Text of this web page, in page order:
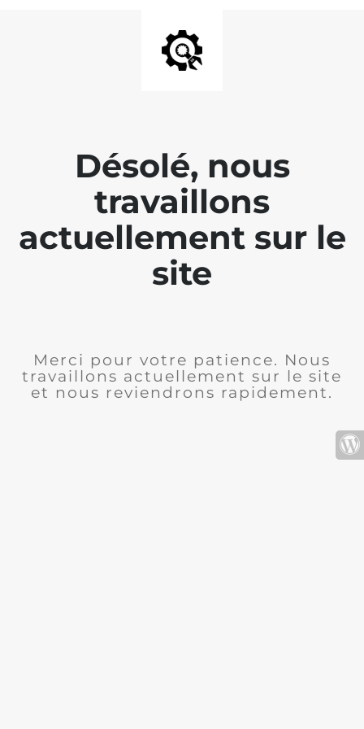
Désolé, nous
travaillons
actuellement sur le
site
Merci pour votre patience. Nous
travaillons actuellement sur le site
et nous reviendrons rapidement.